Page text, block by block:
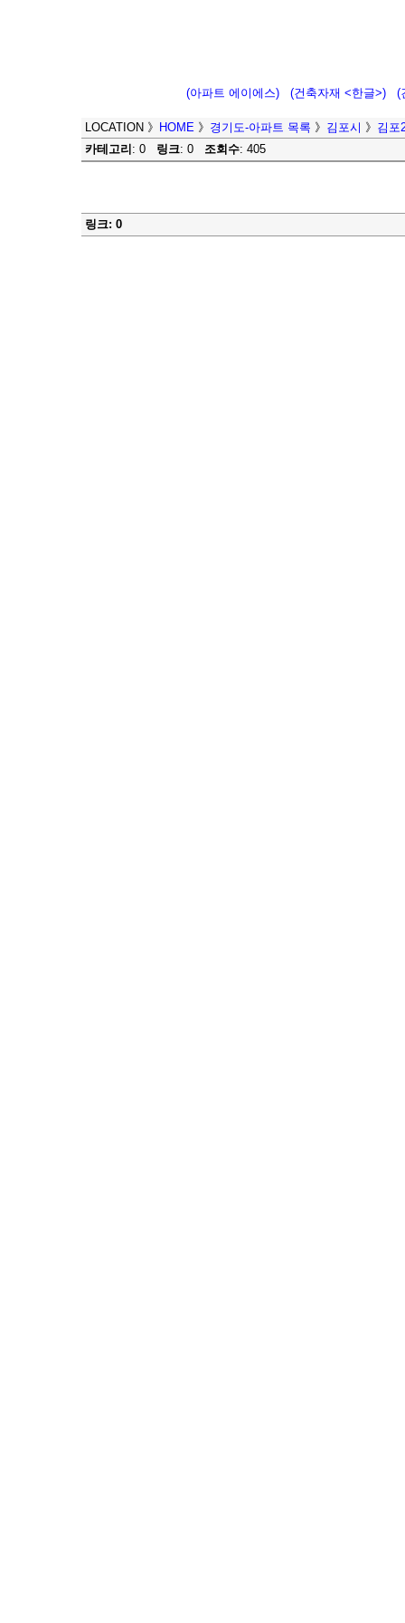
(아파트 에이에스) (건축자재 <한글>) (
LOCATION 》 HOME 》 경기도-아파트 목록 》 김포시 》 김포
카테고리 : 0 링크: 0 조회수: 405
링크: 0